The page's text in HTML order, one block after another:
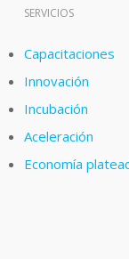
SERVICIOS
Capacitaciones
Innovación
Incubación
Aceleración
Economía